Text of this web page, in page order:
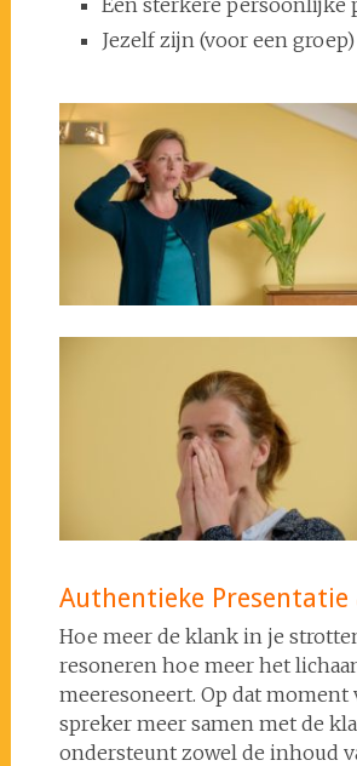
Jezelf zijn (voor een groep)
Authentieke
Hoe meer de klank in je
resoneren hoe meer het
meeresoneert. Op dat moment
spreker meer samen met de
ondersteunt zowel de inhoud